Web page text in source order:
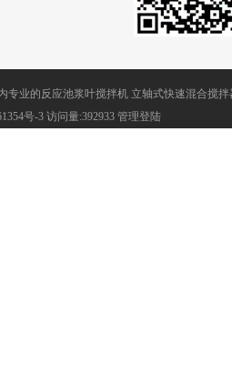
专业的反应池浆叶搅拌机 立轴式快速混合搅
号-3 访问量:392933 管理登陆